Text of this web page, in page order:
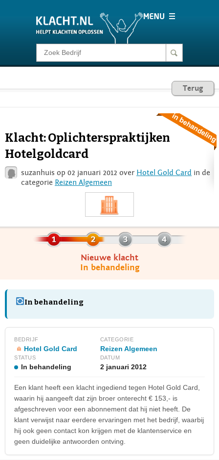
Klacht melden
Consumentenrecht
Voor Bedrijven
Login
Terug
Klacht: Oplichterspraktijken
Hotelgoldcard
suzanhuis op 02 januari 2012 over Hotel Gold Card in de
categorie Reizen Algemeen
Nieuwe klacht
In behandeling
In behandeling
BEDRIJF
Hotel Gold Card
CATEGORIE
Reizen Algemeen
STATUS
In behandeling
DATUM
2 januari 2012
Een klant heeft een klacht ingediend tegen Hotel Gold Card,
waarin hij aangeeft dat zijn broer onterecht € 153,- is
afgeschreven voor een abonnement dat hij niet heeft. De
klant verwijst naar eerdere ervaringen met het bedrijf, waarbij
hij ook geen contact kon krijgen met de klantenservice en
geen duidelijke antwoorden ontving.